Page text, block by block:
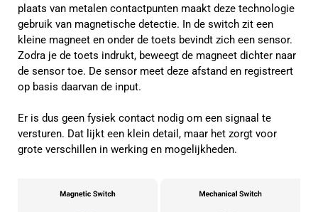
plaats van metalen contactpunten maakt deze technologie
gebruik van magnetische detectie. In de switch zit een
kleine magneet en onder de toets bevindt zich een sensor.
Zodra je de toets indrukt, beweegt de magneet dichter naar
de sensor toe. De sensor meet deze afstand en registreert
op basis daarvan de input.
Er is dus geen fysiek contact nodig om een signaal te
versturen. Dat lijkt een klein detail, maar het zorgt voor
grote verschillen in werking en mogelijkheden.